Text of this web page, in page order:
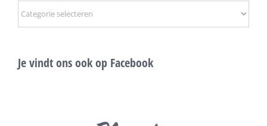
Onderwerpen
Je vindt ons ook op Facebook